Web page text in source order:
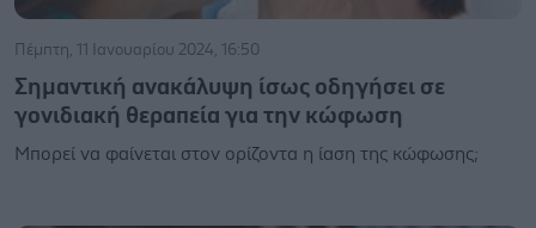
Πέμπτη, 11 Ιανουαρίου 2024, 16:50
Σημαντική ανακάλυψη ίσως οδηγήσει σε
γονιδιακή θεραπεία για την κώφωση
Μπορεί να φαίνεται στον ορίζοντα η ίαση της κώφωσης;